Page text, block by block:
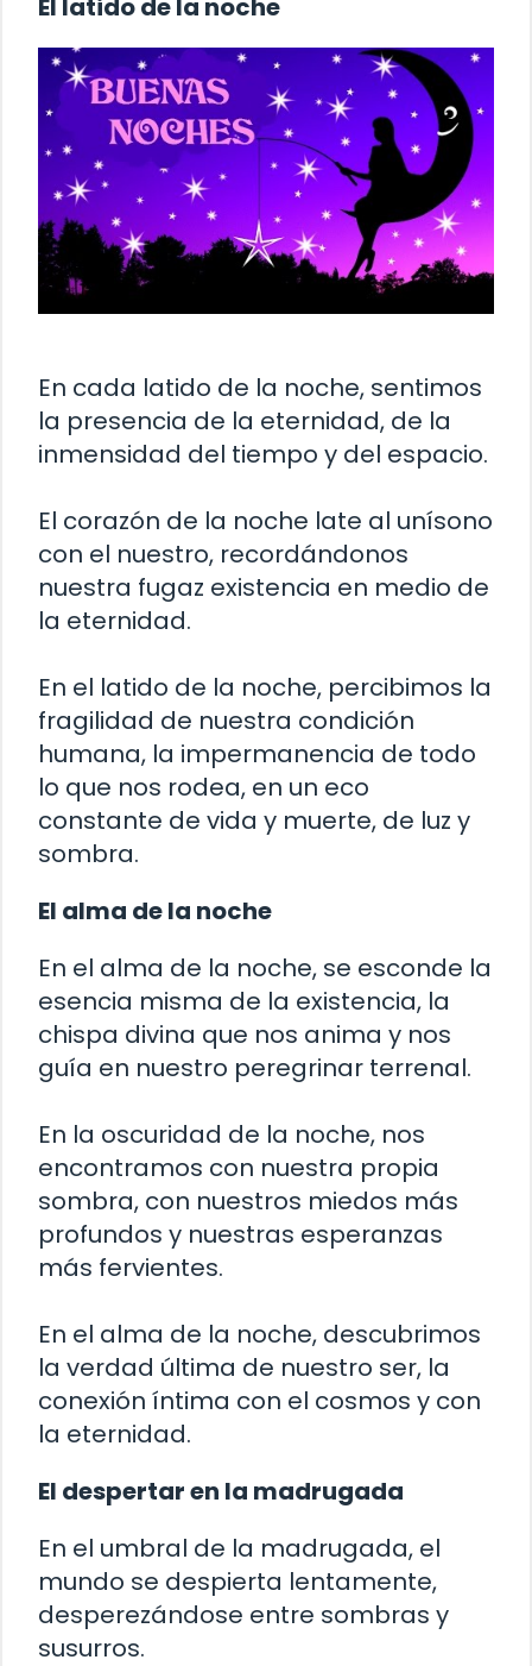
El latido de la noche
En cada latido de la noche, sentimos
la presencia de la eternidad, de la
inmensidad del tiempo y del espacio.
El corazón de la noche late al unísono
con el nuestro, recordándonos
nuestra fugaz existencia en medio de
la eternidad.
En el latido de la noche, percibimos la
fragilidad de nuestra condición
humana, la impermanencia de todo
lo que nos rodea, en un eco
constante de vida y muerte, de luz y
sombra.
El alma de la noche
En el alma de la noche, se esconde la
esencia misma de la existencia, la
chispa divina que nos anima y nos
guía en nuestro peregrinar terrenal.
En la oscuridad de la noche, nos
encontramos con nuestra propia
sombra, con nuestros miedos más
profundos y nuestras esperanzas
más fervientes.
En el alma de la noche, descubrimos
la verdad última de nuestro ser, la
conexión íntima con el cosmos y con
la eternidad.
El despertar en la madrugada
En el umbral de la madrugada, el
mundo se despierta lentamente,
desperezándose entre sombras y
susurros.